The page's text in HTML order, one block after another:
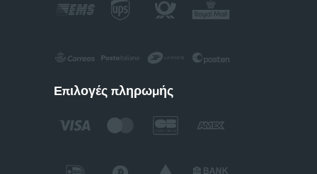
Επιλογές πληρωμής